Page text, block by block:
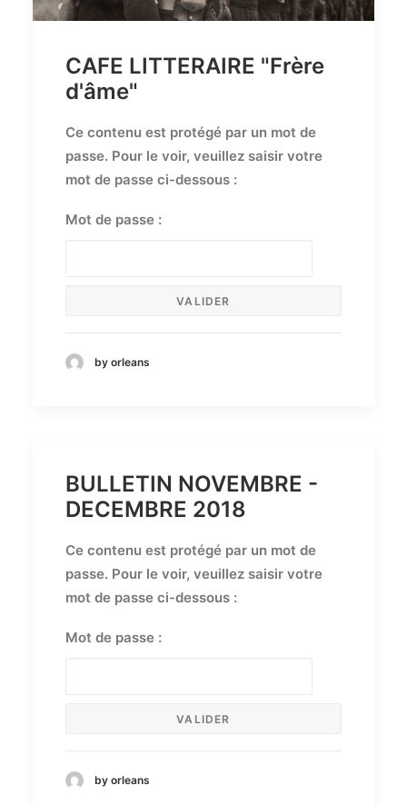
CAFE LITTERAIRE "Frère
d'âme"
Ce contenu est protégé par un mot de
passe. Pour le voir, veuillez saisir votre
mot de passe ci-dessous :
Mot de passe :
by orleans
BULLETIN NOVEMBRE -
DECEMBRE 2018
Ce contenu est protégé par un mot de
passe. Pour le voir, veuillez saisir votre
mot de passe ci-dessous :
Mot de passe :
by orleans